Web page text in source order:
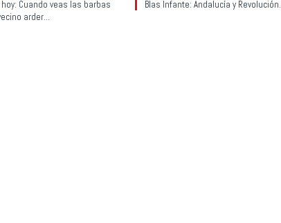
hoy: Cuando veas las barbas
arder…
Blas Infante: Andalucía y Revolución.